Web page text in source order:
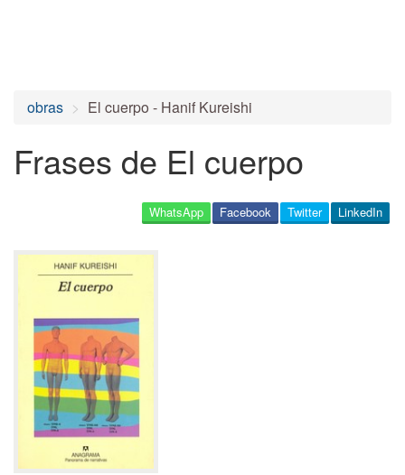
obras El cuerpo - Hanif Kureishi
Frases de El cuerpo
LinkedIn
Twitter
Facebook
WhatsApp